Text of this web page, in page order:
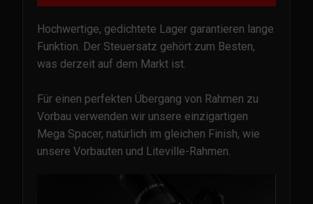
Hochwertige, gedichtete Lager garantieren lange
Funktion. Der Steuersatz gehört zum Besten,
was derzeit auf dem Markt ist.
Für einen perfekten Übergang von Rahmen zu
Vorbau verwenden wir unsere einzigartigen
Mega Spacer, natürlich im gleichen Finish, wie
unsere Vorbauten und Liteville-Rahmen.